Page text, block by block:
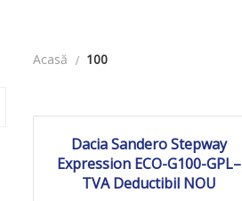
Acasă 100
2025 Manua...
Dacia Sandero Stepway
Expression ECO-G100-GPL–
TVA Deductibil NOU